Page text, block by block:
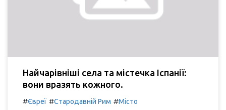
Найчарівніші села та містечка Іспанії:
вони вразять кожного.
#Євреї #Стародавній Рим #Місто